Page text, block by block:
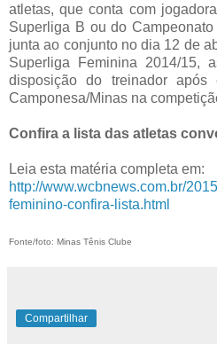
atletas, que conta com
Superliga B ou do
junta ao conjunto no dia 12 de
Superliga Feminina 2014/15,
disposição do treinador
Camponesa/Minas na
Confira a lista das atletas
Leia esta matéria completa em:
http://www.wcbnews.com.br/
feminino-confira-lista.html
Fonte/foto: Minas Tênis Clube
Compartilhar